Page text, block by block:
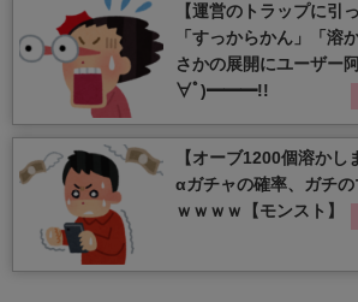
【運営のトラップに引
「すっからかん」「溶
さかの展開にユーザ
∀ﾟ)━━━!!
【オーブ1200個溶か
αガチャの確率、ガチ
ｗｗｗｗ【モンスト】